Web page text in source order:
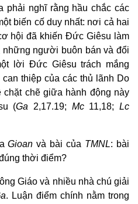
phải nghĩ rằng hầu chắc các
biến cố duy nhất: nơi cả hai
hội đã khiến Đức Giêsu làm
người buôn bán và đổi
lời Đức Giêsu trách mắng
thiệp của các thủ lãnh Do
chẽ giữa hành động này
(Ga 2,17.19; Mc11,18;Lc
Gioan và bài của TMNL: bài
thời điểm?
Giáo và nhiều nhà chú giải
. Luận điểm chính nằm trong